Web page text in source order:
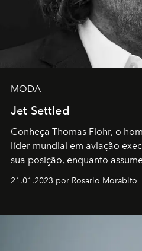
MODA
Jet Settled
Conheça Thomas Flohr, o
líder mundial em aviação
sua posição, enquanto
em rápida evolução e
21.01.2023 por Rosario Morabito